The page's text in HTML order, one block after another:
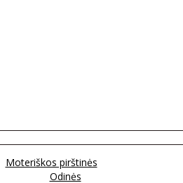
Moteriškos pirštinės
Odinės